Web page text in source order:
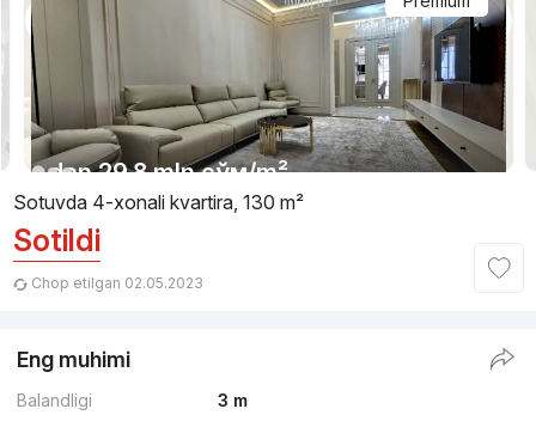
dan29.8 mln сўм/m²
Topshirildi 2022
4-xonali kvartira, 130 m²
1/8
Sotuvda 4-xonali kvartira, 130 m²
Sotildi
Chop etilgan 02.05.2023
Eng muhimi
Balandligi
3 m